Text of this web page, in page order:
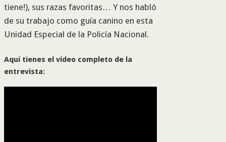
tiene!), sus razas favoritas… Y nos habló
de su trabajo como guía canino en esta
Unidad Especial de la Policía Nacional.
Aquí tienes el vídeo completo de la
entrevista: